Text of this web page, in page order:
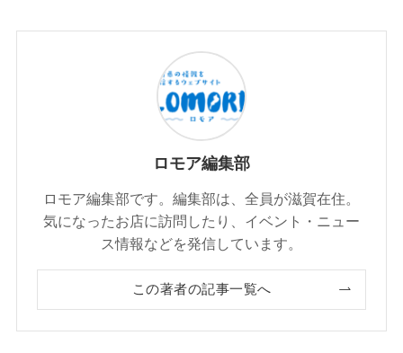
ロモア編集部
ロモア編集部です。編集部は、全員が滋賀在住。
気になったお店に訪問したり、イベント・ニュー
ス情報などを発信しています。
この著者の記事一覧へ